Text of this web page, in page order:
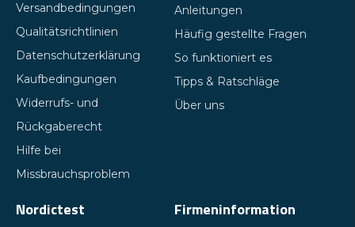
Versandbedingungen
Qualitätsrichtlinien
Datenschutzerklärung
Kaufbedingungen
Widerrufs- und
Rückgaberecht
Hilfe bei
Missbrauchsproblem
Anleitungen
Häufig gestellte Fragen
So funktioniert es
Tipps & Ratschläge
Über uns
Nordictest Firmeninformation